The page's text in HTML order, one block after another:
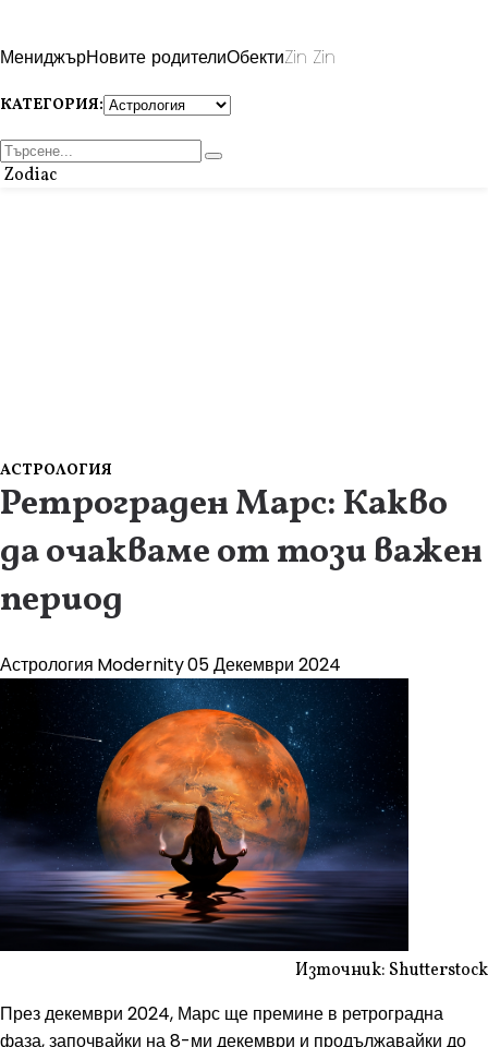
МениджърНовите родителиОбектиZin Zin
КАТЕГОРИЯ:
Zodiac
АСТРОЛОГИЯ
Ретрограден Марс: Какво
да очакваме от този важен
период
Астрология Modernity05 Декември 2024
Източник: Shutterstock
През декември 2024, Марс ще премине в ретроградна
фаза, започвайки на 8-ми декември и продължавайки до